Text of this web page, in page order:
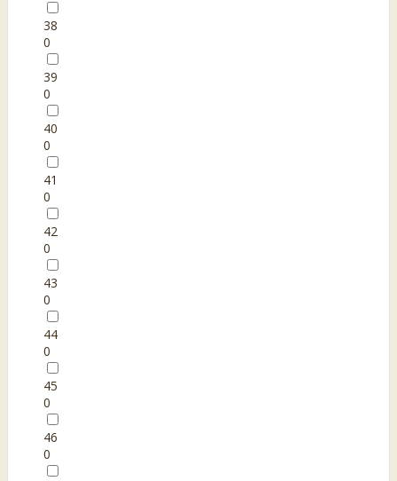
38
0
39
0
40
0
41
0
42
0
43
0
44
0
45
0
46
0